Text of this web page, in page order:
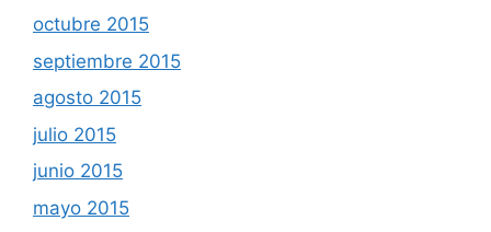
octubre 2015
septiembre 2015
agosto 2015
julio 2015
junio 2015
mayo 2015